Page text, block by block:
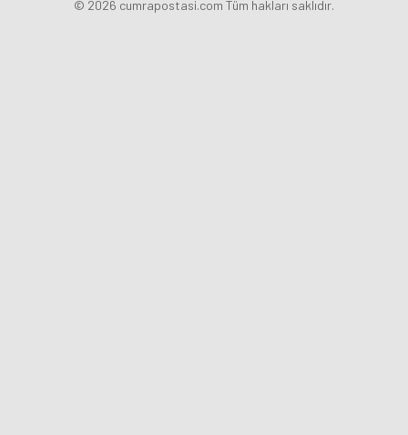
© 2026 cumrapostasi.com Tüm hakları saklıdır.